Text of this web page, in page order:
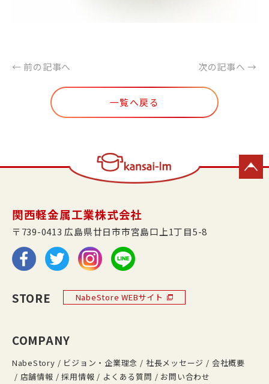
← 前の記事へ 次の記事へ →
一覧へ戻る
関西軽金属工業株式会社
〒739-0413 広島県廿日市市宮島口上1丁目5-8
STORE NabeStore WEBサイト
COMPANY
NabeStory ビジョン・企業理念 社長メッセージ
会社概要
店舗情報
採用情報 よくある質問 お問い合わせ